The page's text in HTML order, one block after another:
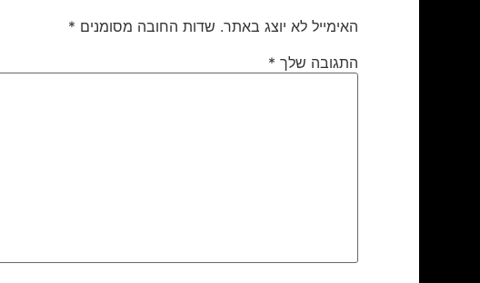
האימייל לא יוצג באתר. שדות החובה מסומנים *
התגובה שלך *